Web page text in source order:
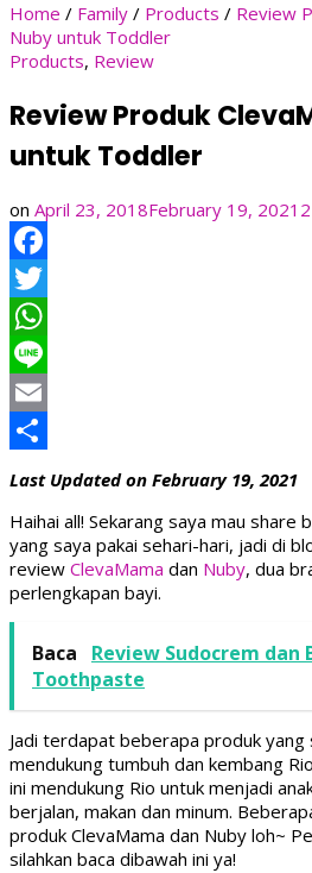
Home / Family / Products / Review
Nuby untuk Toddler
Products, Review
Review Produk
untuk Toddler
on April 23, 2018February 19, 2021
Facebook
Twitter
WhatsApp
Line
Email
Share
Last Updated on February 19, 2021
Haihai all! Sekarang saya mau share
yang saya pakai sehari-hari, jadi di
review ClevaMama dan Nuby, dua
perlengkapan bayi.
Baca
Review Sudocrem dan
Toothpaste
Jadi terdapat beberapa produk yang
mendukung tumbuh dan kembang
ini mendukung Rio untuk menjadi
berjalan, makan dan minum.
produk ClevaMama dan Nuby loh~
silahkan baca dibawah ini ya!